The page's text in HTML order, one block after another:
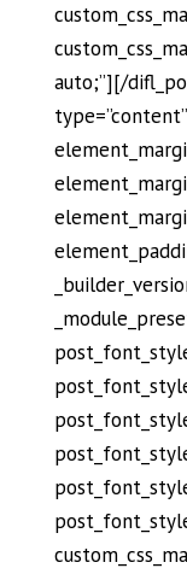
auto;”][/